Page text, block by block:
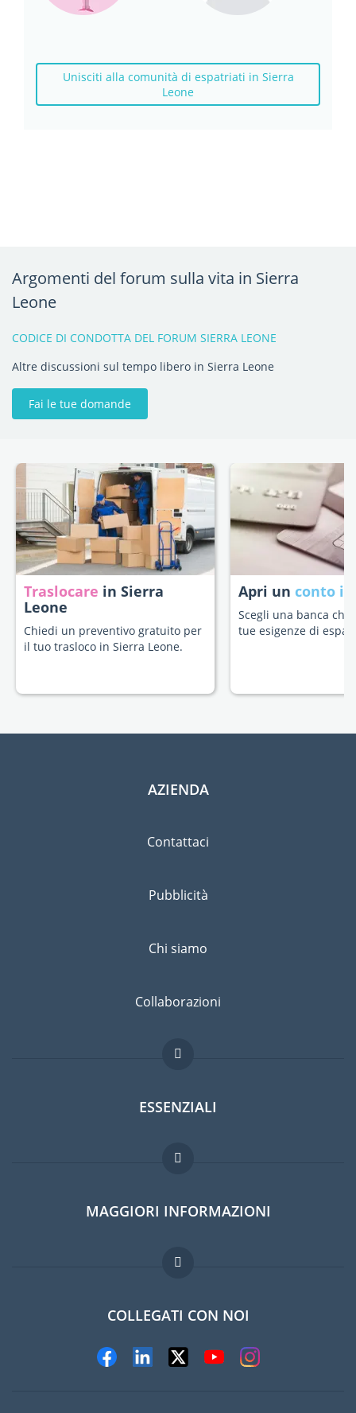
Unisciti alla comunità di espatriati in Sierra
Leone
Argomenti del forum sulla vita in Sierra
Leone
CODICE DI CONDOTTA DEL FORUM SIERRA LEONE
Altre discussioni sul tempo libero in Sierra Leone
Fai le tue domande
Traslocare in Sierra
Leone
Chiedi un preventivo gratuito per
il tuo trasloco in Sierra Leone.
Apri un conto
Scegli una banca che
tue esigenze di
AZIENDA
Contattaci
Pubblicità
Chi siamo
Collaborazioni
ESSENZIALI
Forum per expat
Guida per expat
Lavori all'estero
MAGGIORI INFORMAZIONI
Domande frequenti
COLLEGATI CON NOI